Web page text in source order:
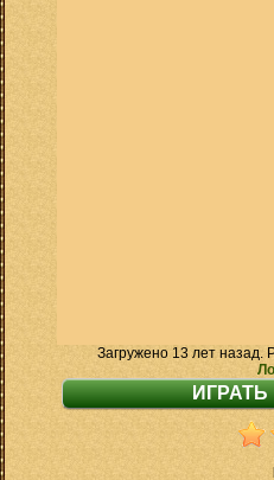
Загружено 13 лет назад.